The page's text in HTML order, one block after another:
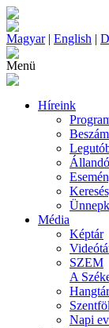
Magyar| English |
Menü
Híreink
Média
Képtár
SZEM
A
Hangtár
Napi